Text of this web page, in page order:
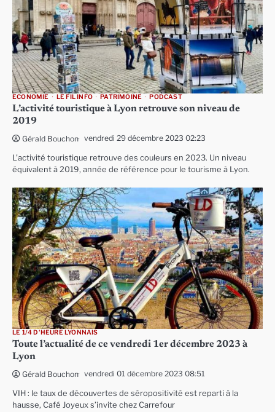
ECONOMIE LE FIL INFO PATRIMOINE PODCAST
L’activité touristique à Lyon retrouve son niveau de
2019
Gérald Bouchon vendredi 29 décembre 2023 02:23
L’activité touristique retrouve des couleurs en 2023. Un niveau
équivalent à 2019, année de référence pour le tourisme à Lyon.
LE 1/4 D'HEURE LYONNAIS
Toute l’actualité de ce vendredi 1er décembre 2023 à
Lyon
Gérald Bouchon vendredi 01 décembre 2023 08:51
VIH : le taux de découvertes de séropositivité est reparti à la
hausse, Café Joyeux s’invite chez Carrefour